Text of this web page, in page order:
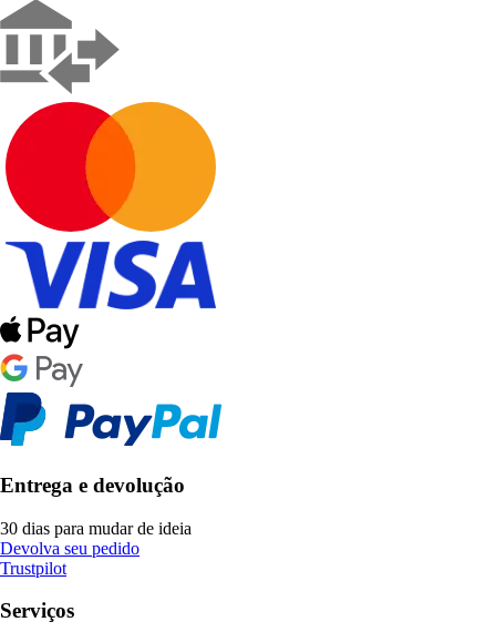
Entrega e devolução
30 dias para mudar de ideia
Devolva seu pedido
Trustpilot
Serviços